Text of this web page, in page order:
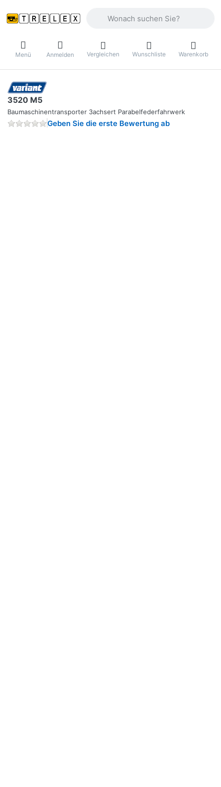
Menü Anmelden Vergleichen Wunschliste Warenkorb
3520 M5
Baumaschinentransporter 3achsert Parabelfederfahrwerk
Geben Sie die erste Bewertung ab